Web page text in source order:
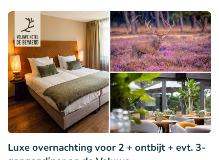
Luxe overnachting voor 2 + ontbijt + evt. 3-